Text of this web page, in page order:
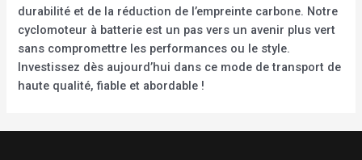
durabilité et de la réduction de l’empreinte carbone. Notre
cyclomoteur à batterie est un pas vers un avenir plus vert
sans compromettre les performances ou le style.
Investissez dès aujourd’hui dans ce mode de transport de
haute qualité, fiable et abordable !